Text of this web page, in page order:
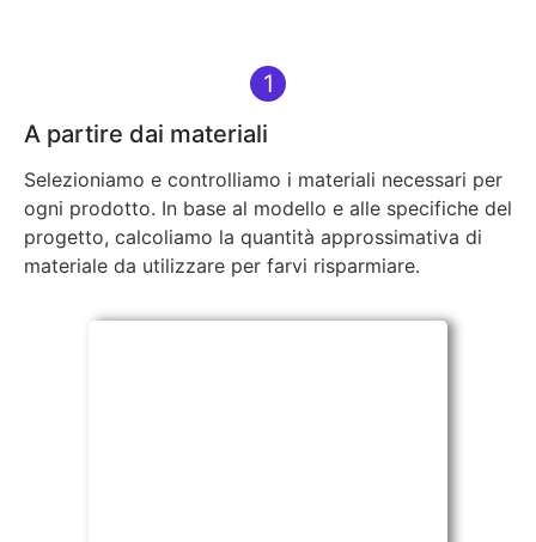
1
A partire dai materiali
Selezioniamo e controlliamo i materiali necessari per
ogni prodotto. In base al modello e alle specifiche del
progetto, calcoliamo la quantità approssimativa di
materiale da utilizzare per farvi risparmiare.